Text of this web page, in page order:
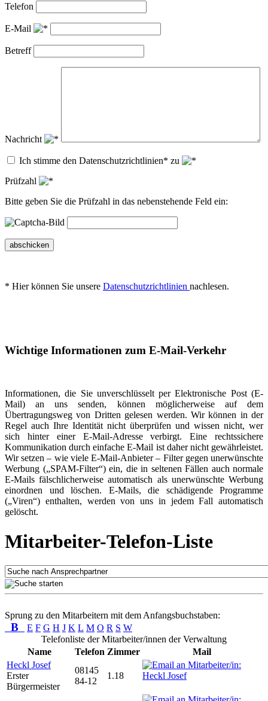
Telefon
E-Mail
Betreff
Nachricht
Ich stimme den Datenschutzrichtlinien* zu
Prüfzahl
Bitte geben Sie die Prüfzahl in das nebenstehende Feld ein:
abschicken
* Hier können Sie unsere Datenschutzrichtlinien nachlesen.
Wichtige Informationen zum E-Mail-Verkehr
Informationen, die Sie unverschlüsselt per Elektronische Post (E-
Mail) an uns senden, können möglicherweise auf dem
Übertragungsweg von Dritten gelesen werden. Wir können in der
Regel auch Ihre Identität nicht überprüfen und wissen nicht, wer
sich hinter einer E-Mail-Adresse verbirgt. Eine rechtssichere
Kommunikation durch einfache E-Mail ist daher nicht gewährleistet.
Wir setzen – wie viele E-Mail-Anbieter – Filter gegen unerwünschte
Werbung („SPAM-Filter“) ein, die in seltenen Fällen auch normale
E-Mails fälschlicherweise automatisch als unerwünschte Werbung
einordnen und löschen. E-Mails, die schädigende Programme
(„Viren“) enthalten, werden von uns in jedem Fall automatisch
gelöscht.
Mitarbeiter-Telefon-Liste
Sprung zu den Mitarbeitern mit dem Anfangsbuchstaben:
B E F G H J K L M O R S W
Telefonliste der Mitarbeiter/innen der Verwaltung
Name
Telefon Zimmer
Mail
Heckl Josef
Erster
Bürgermeister
08145
84-12
1.18